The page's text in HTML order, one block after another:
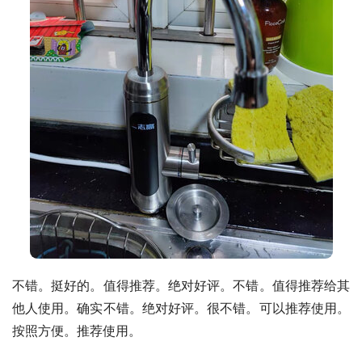
不错。挺好的。值得推荐。绝对好评。不错。值得推荐给其
他人使用。确实不错。绝对好评。很不错。可以推荐使用。
按照方便。推荐使用。